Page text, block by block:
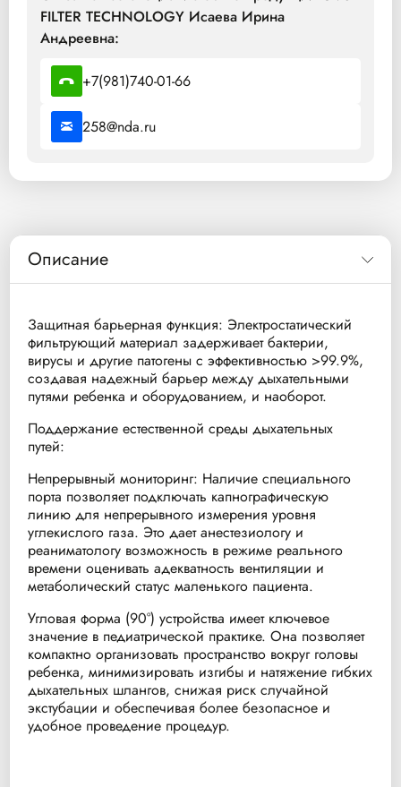
FILTER TECHNOLOGY Исаева Ирина
Андреевна:
+7(981)740-01-66
258@nda.ru
Описание
Защитная барьерная функция: Электростатический
фильтрующий материал задерживает бактерии,
вирусы и другие патогены с эффективностью >99.9%,
создавая надежный барьер между дыхательными
путями ребенка и оборудованием, и наоборот.
Поддержание естественной среды дыхательных
путей:
Непрерывный мониторинг: Наличие специального
порта позволяет подключать капнографическую
линию для непрерывного измерения уровня
углекислого газа. Это дает анестезиологу и
реаниматологу возможность в режиме реального
времени оценивать адекватность вентиляции и
метаболический статус маленького пациента.
Угловая форма (90°) устройства имеет ключевое
значение в педиатрической практике. Она позволяет
компактно организовать пространство вокруг головы
ребенка, минимизировать изгибы и натяжение гибких
дыхательных шлангов, снижая риск случайной
экстубации и обеспечивая более безопасное и
удобное проведение процедур.